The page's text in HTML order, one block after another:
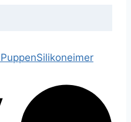
PuppenSilikoneimer